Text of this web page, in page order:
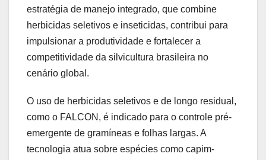
estratégia de manejo integrado, que combine
herbicidas seletivos e inseticidas, contribui para
impulsionar a produtividade e fortalecer a
competitividade da silvicultura brasileira no
cenário global.
O uso de herbicidas seletivos e de longo residual,
como o FALCON, é indicado para o controle pré-
emergente de gramíneas e folhas largas. A
tecnologia atua sobre espécies como capim-